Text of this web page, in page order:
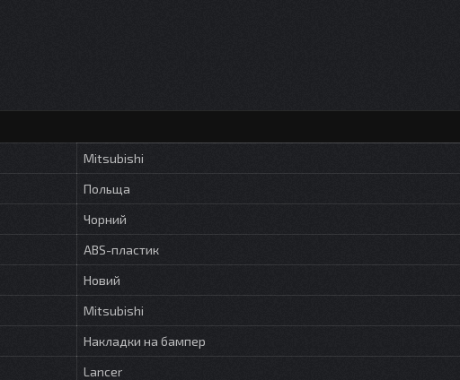
Mitsubishi
Польща
Чорний
ABS-пластик
Новий
Mitsubishi
Накладки на бампер
Lancer